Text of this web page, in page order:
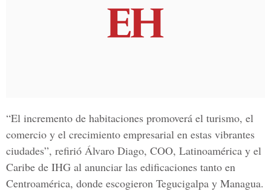
“El incremento de habitaciones promoverá el turismo, el
comercio y el crecimiento empresarial en estas vibrantes
ciudades”, refirió Álvaro Diago, COO, Latinoamérica y el
Caribe de IHG al anunciar las edificaciones tanto en
Centroamérica, donde escogieron Tegucigalpa y Managua.